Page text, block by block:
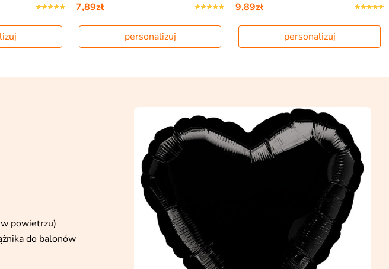
7,89zł
personalizuj
9,89zł
personalizuj
powietrzu)
do balonów